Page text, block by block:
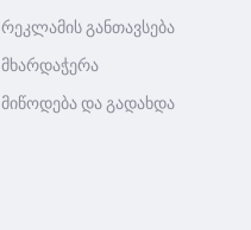
რეკლამის განთავსება
მხარდაჭერა
მიწოდება და გადახდა